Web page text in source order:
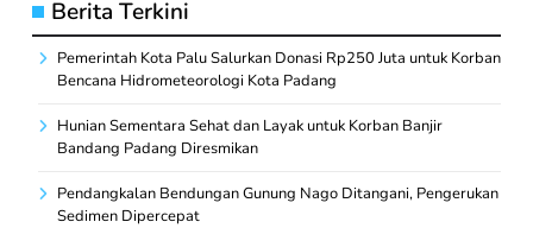
Berita Terkini
Pemerintah Kota Palu Salurkan Donasi Rp250 Juta untuk Korban
Bencana Hidrometeorologi Kota Padang
Hunian Sementara Sehat dan Layak untuk Korban Banjir
Bandang Padang Diresmikan
Pendangkalan Bendungan Gunung Nago Ditangani, Pengerukan
Sedimen Dipercepat